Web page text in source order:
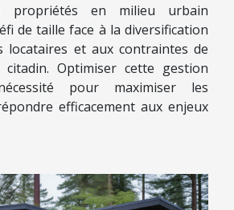
propriétés en milieu urbain
de taille face à la diversification
locataires et aux contraintes de
citadin. Optimiser cette gestion
pour maximiser les
efficacement aux enjeux